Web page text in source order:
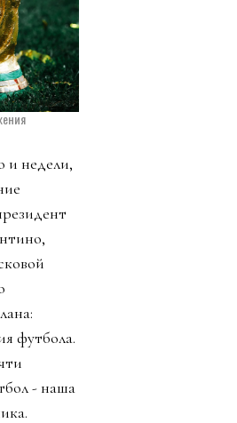
и недели,
футбола.
- наша